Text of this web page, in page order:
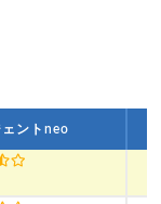
ントneo